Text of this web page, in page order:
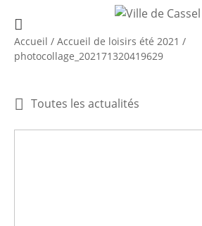
Accueil / Accueil de loisirs été 2021 /
photocollage_202171320419629
Toutes les actualités